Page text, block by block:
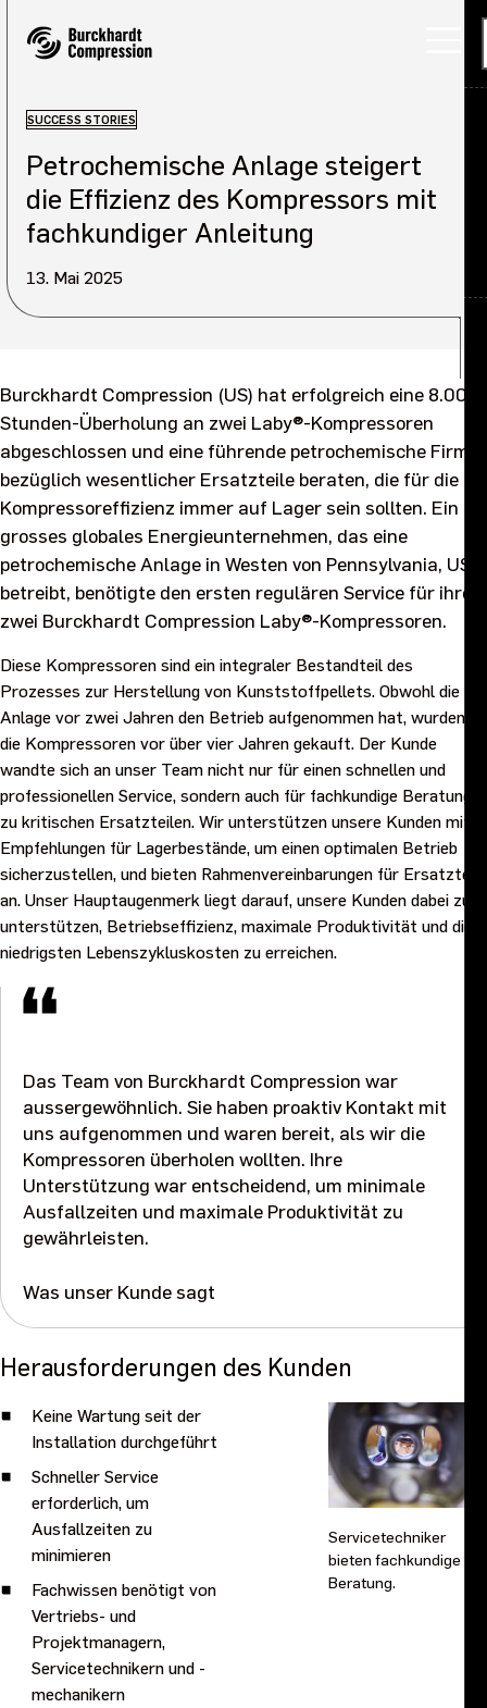
Investoren
Nachhaltigkeit
Anwendungen
Produkte
Servicelösungen
Über uns
Back
Unser Unternehmen
Leitsatz und Werte
Ziele und Strategie 2027
Karriere
Investoren
Sustainability
Rechtliches, Compliance und Qualität
Beschaffung
News, Stories und Whitepapers
Veranstaltungen & Ausstellungen
Kontaktieren Sie uns
SUCCESS STORIES
Petrochemische Anlage steigert
die Effizienz des Kompressors mit
fachkundiger Anleitung
13. Mai 2025
Burckhardt Compression (US) hat erfolgreich eine 8.000-
Stunden-Überholung an zwei Laby®-Kompressoren
abgeschlossen und eine führende petrochemische Firma
bezüglich wesentlicher Ersatzteile beraten, die für die
Kompressoreffizienz immer auf Lager sein sollten. Ein
grosses globales Energieunternehmen, das eine
petrochemische Anlage in Westen von Pennsylvania, USA
betreibt, benötigte den ersten regulären Service für ihre
zwei Burckhardt Compression Laby®-Kompressoren.
Diese Kompressoren sind ein integraler Bestandteil des
Prozesses zur Herstellung von Kunststoffpellets. Obwohl die
Anlage vor zwei Jahren den Betrieb aufgenommen hat, wurden
die Kompressoren vor über vier Jahren gekauft. Der Kunde
wandte sich an unser Team nicht nur für einen schnellen und
professionellen Service, sondern auch für fachkundige Beratung
zu kritischen Ersatzteilen. Wir unterstützen unsere Kunden mit
Empfehlungen für Lagerbestände, um einen optimalen Betrieb
sicherzustellen, und bieten Rahmenvereinbarungen für Ersatzteile
an. Unser Hauptaugenmerk liegt darauf, unsere Kunden dabei zu
unterstützen, Betriebseffizienz, maximale Produktivität und die
niedrigsten Lebenszykluskosten zu erreichen.
Das Team von Burckhardt Compression war
aussergewöhnlich. Sie haben proaktiv Kontakt mit
uns aufgenommen und waren bereit, als wir die
Kompressoren überholen wollten. Ihre
Unterstützung war entscheidend, um minimale
Ausfallzeiten und maximale Produktivität zu
gewährleisten.
Was unser Kunde sagt
Herausforderungen des Kunden
Servicetechniker
bieten fachkundige
Beratung.
Keine Wartung seit der
Installation durchgeführt
Schneller Service
erforderlich, um
Ausfallzeiten zu
minimieren
Fachwissen benötigt von
Vertriebs- und
Projektmanagern,
Servicetechnikern und -
mechanikern